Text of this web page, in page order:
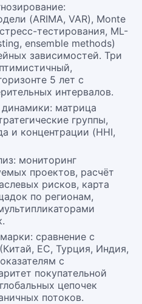
(ARIMA, VAR), Monte
тестирования, ML-
ensemble methods)
зависимостей. Три
5 лет с
интервалов.
матрица
группы,
и концентрации (HHI,
мониторинг
проектов, расчёт
рисков, карта
по регионам,
сравнение с
ЕС, Турция, Индия,
с
покупательной
цепочек
потоков.